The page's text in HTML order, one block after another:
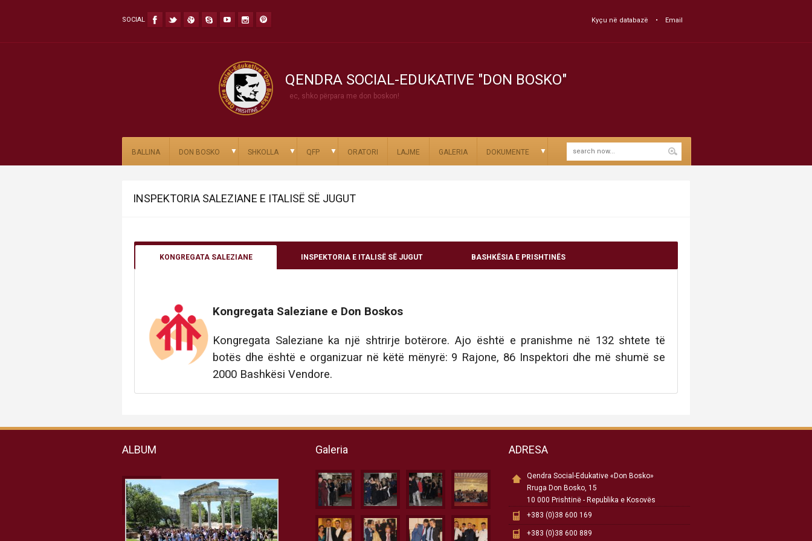
SOCIAL Kyçu në databazë Email
QENDRA SOCIAL-EDUKATIVE "DON BOSKO"
ec, shko përpara me don boskon!
BALLINA DON BOSKO ▼ SHKOLLA ▼ QFP ▼ ORATORI LAJME GALERIA DOKUMENTE ▼
INSPEKTORIA SALEZIANE E ITALISË SË JUGUT
KONGREGATA SALEZIANE INSPEKTORIA E ITALISË SË JUGUT BASHKËSIA E PRISHTINËS
Kongregata Saleziane e Don Boskos
Kongregata Saleziane ka një shtrirje botërore. Ajo është e pranishme në 132 shtete të
botës dhe është e organizuar në këtë mënyrë: 9 Rajone, 86 Inspektori dhe më shumë se
2000 Bashkësi Vendore.
ALBUM Galeria ADRESA
Qendra Social-Edukative «Don Bosko»
Rruga Don Bosko, 15
10 000 Prishtinë - Republika e Kosovës
+383 (0)38 600 169
+383 (0)38 600 889